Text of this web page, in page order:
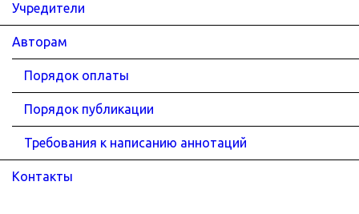
Учредители
Авторам
Порядок оплаты
Порядок публикации
Требования к написанию аннотаций
Контакты